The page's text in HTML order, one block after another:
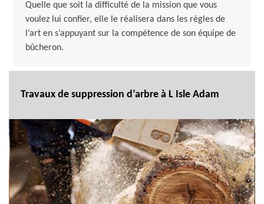
Quelle que soit la difficulté de la mission que vous
voulez lui confier, elle le réalisera dans les règles de
l’art en s’appuyant sur la compétence de son équipe de
bûcheron.
Travaux de suppression d’arbre à L Isle Adam